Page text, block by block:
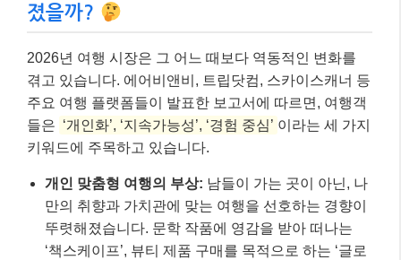
졌을까?
2026년 여행 시장은 그 어느 때보다 역동적인 변화를
겪고 있습니다. 에어비앤비, 트립닷컴, 스카이스캐너 등
주요 여행 플랫폼들이 발표한 보고서에 따르면, 여행객
들은 ‘개인화’, ‘지속가능성’, ‘경험 중심’ 이라는 세 가지
키워드에 주목하고 있습니다.
개인 맞춤형 여행의 부상: 남들이 가는 곳이 아닌, 나
만의 취향과 가치관에 맞는 여행을 선호하는 경향이
뚜렷해졌습니다. 문학 작품에 영감을 받아 떠나는
‘책스케이프’, 뷰티 제품 구매를 목적으로 하는 ‘글로